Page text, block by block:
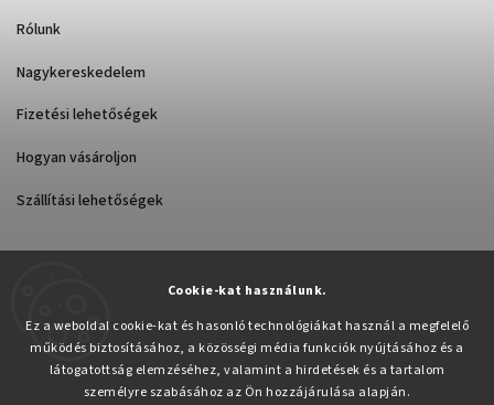
Cookie-kat használunk.
Ez a weboldal cookie-kat és hasonló technológiákat használ a megfelelő
működés biztosításához, a közösségi média funkciók nyújtásához és a
látogatottság elemzéséhez, valamint a hirdetések és a tartalom
személyre szabásához az Ön hozzájárulása alapján.
Rólunk
Nagykereskedelem
Fizetési lehetőségek
Hogyan vásároljon
Szállítási lehetőségek